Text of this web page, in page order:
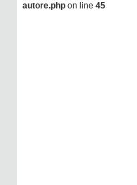
autore.php on line 45